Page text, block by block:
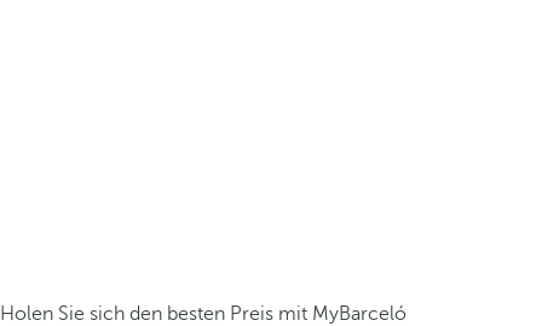
Holen Sie sich den besten Preis mit MyBarceló